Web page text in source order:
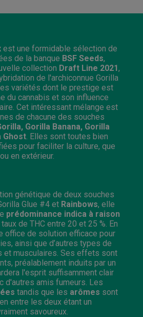
est une formidable sélection de
de la banque BSF Seeds,
collection Draft Line 2021,
de l'archiconnue Gorilla
variétés dont le prestige est
du cannabis et son influence
Cet intéressant mélange est
de chacune des souches
Gorilla Banana, Gorilla
Ghost . Elles sont toutes bien
pour faciliter la culture, que
en extérieur.
génétique de deux souches
Glue #4 et Rainbows, elle
prédominance indica à raison
de THC entre 20 et 25 %. En
office de solution efficace pour
ainsi que d’autres types de
et musculaires. Ses effets sont
préalablement induits par un
l'esprit suffisamment clair
d'autres amis fumeurs. Les
tandis que les arômes sont
entre les deux étant un
savoureux.